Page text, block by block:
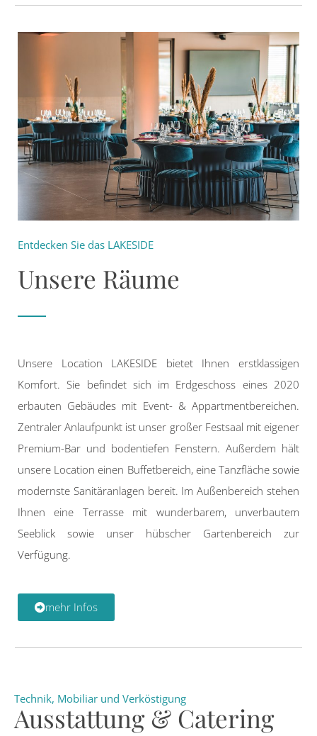
Entdecken Sie das LAKESIDE
Unsere Räume
Unsere Location LAKESIDE bietet Ihnen erstklassigen
Komfort. Sie befindet sich im Erdgeschoss eines 2020
erbauten Gebäudes mit Event- & Appartmentbereichen.
Zentraler Anlaufpunkt ist unser großer Festsaal mit eigener
Premium-Bar und bodentiefen Fenstern. Außerdem hält
unsere Location einen Buffetbereich, eine Tanzfläche sowie
modernste Sanitäranlagen bereit. Im Außenbereich stehen
Ihnen eine Terrasse mit wunderbarem, unverbautem
Seeblick sowie unser hübscher Gartenbereich zur
Verfügung.
mehr Infos
Technik, Mobiliar und Verköstigung
Ausstattung & Catering